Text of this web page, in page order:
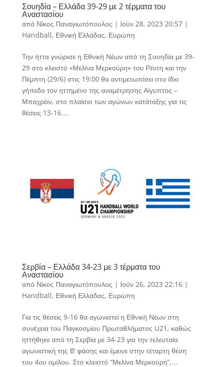
Σουηδία – Ελλάδα 39-29 με 2 τέρματα του
Αναστασίου
από Νίκος Παναγιωτόπουλος | Ιούν 28, 2023 20:57|
Handball, Εθνική Ελλάδας, Ευρώπη
Την ήττα γνώρισε η Εθνική Νέων από τη Σουηδία με 39-
29 στο κλειστό «Μελίνα Μερκούρη» του Ρέντη και την
Πέμπτη (29/6) στις 19:00 θα αντιμετωπίσει στο ίδιο
γήπεδο τον ηττημένο της αναμέτρησης Αίγυπτος –
Μπαχρέιν, στο πλαίσιο των αγώνων κατάταξης για τις
θέσεις 13-16....
Σερβία – Ελλάδα 34-23 με 3 τέρματα του
Αναστασίου
από Νίκος Παναγιωτόπουλος | Ιούν 26, 2023 22:16|
Handball, Εθνική Ελλάδας, Ευρώπη
Για τις θέσεις 9-16 θα αγωνιστεί η Εθνική Νέων στη
συνέχεια του Παγκοσμίου Πρωταθλήματος U21, καθώς
ηττήθηκε από τη Σερβία με 34-23 για την τελευταία
αγωνιστική της Β’ φάσης και έμεινε στην τέταρτη θέση
του 4ου ομίλου. Στο κλειστό “Μελίνα Μερκούρη”,...